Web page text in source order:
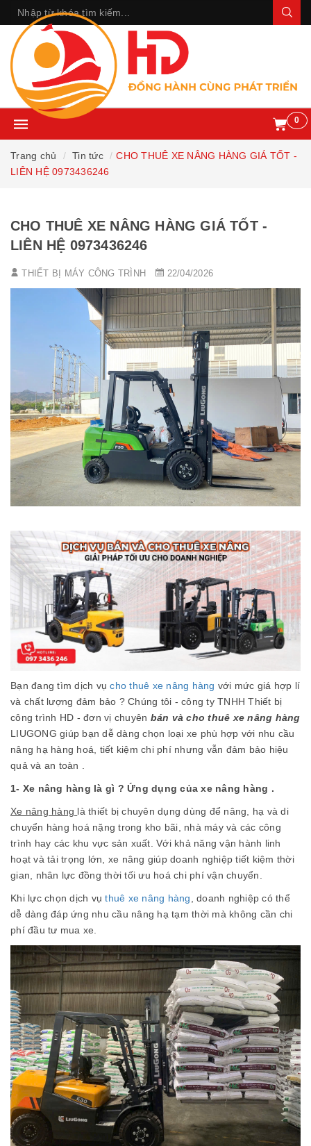
0
Trang chủ Tin tức
CHO THUÊ XE NÂNG HÀNG GIÁ TỐT -
LIÊN HỆ 0973436246
CHO THUÊ XE NÂNG HÀNG GIÁ TỐT -
LIÊN HỆ 0973436246
THIẾT BỊ MÁY CÔNG TRÌNH 22/04/2026
Bạn đang tìm dịch vụcho thuê xe nâng hàng với mức giá hợp lí
và chất lượng đảm bảo ? Chúng tôi - công ty TNHH Thiết bị
công trình HD - đơn vị chuyên bán và cho thuê xe nâng hàng
LIUGONG giúp bạn dễ dàng chọn loại xe phù hợp với nhu cầu
nâng hạ hàng hoá, tiết kiệm chi phí nhưng vẫn đảm bảo hiệu
quả và an toàn .
1- Xe nâng hàng là gì ? Ứng dụng của xe nâng hàng .
Xe nâng hàng là thiết bị chuyên dụng dùng để nâng, hạ và di
chuyển hàng hoá nặng trong kho bãi, nhà máy và các công
trình hay các khu vực sản xuất. Với khả năng vận hành linh
hoạt và tải trọng lớn, xe nâng giúp doanh nghiệp tiết kiệm thời
gian, nhân lực đồng thời tối ưu hoá chi phí vận chuyển.
Khi lực chọn dịch vụthuê xe nâng hàng , doanh nghiệp có thể
dễ dàng đáp ứng nhu cầu nâng hạ tạm thời mà không cần chi
phí đầu tư mua xe.